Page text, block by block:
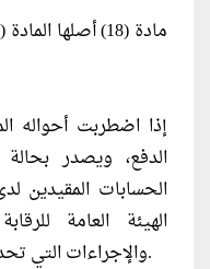
الدفع، ويصدر
الحسابات المقيدين
الهيئة العامة
والإجراءات التي تحددها اللائحة التنفيذية لهذا القانون.